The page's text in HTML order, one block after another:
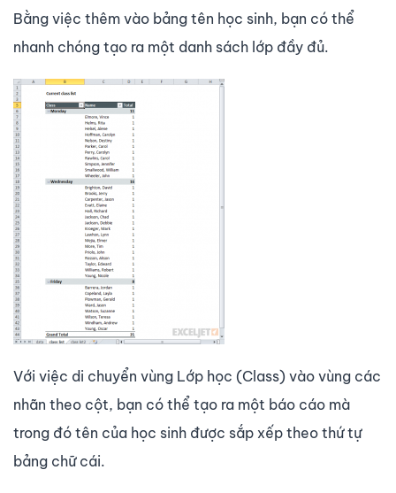
Bằng việc thêm vào bảng tên học sinh, bạn có thể
nhanh chóng tạo ra một danh sách lớp đầy đủ.
Với việc di chuyển vùng Lớp học (Class) vào vùng các
nhãn theo cột, bạn có thể tạo ra một báo cáo mà
trong đó tên của học sinh được sắp xếp theo thứ tự
bảng chữ cái.